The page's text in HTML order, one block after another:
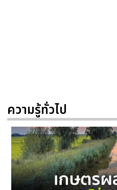
ความรู้ทั่วไป